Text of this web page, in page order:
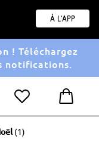
À l'app
! Téléchargez
notifications.
(1)